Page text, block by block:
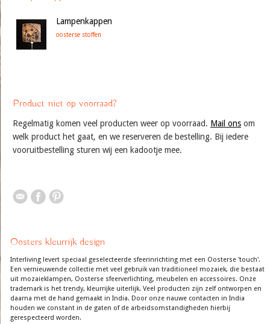
Lampenkappen
oosterse stoffen
Product niet op voorraad?
Regelmatig komen veel producten weer op voorraad. Mail ons om
welk product het gaat, en we reserveren de bestelling. Bij iedere
vooruitbestelling sturen wij een kadootje mee.
Oosters kleurrijk design
Interliving levert speciaal geselecteerde sfeerinrichting met een Oosterse 'touch'.
Een vernieuwende collectie met veel gebruik van traditioneel mozaiek, die bestaat
uit mozaieklampen, Oosterse sfeerverlichting, meubelen en accessoires. Onze
trademark is het trendy, kleurrijke uiterlijk. Veel producten zijn zelf ontworpen en
daarna met de hand gemaakt in India. Door onze nauwe contacten in India
houden we constant in de gaten of de arbeidsomstandigheden hierbij
gerespecteerd worden.